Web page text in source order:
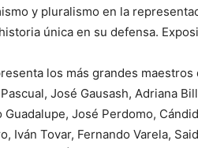
y pluralismo en la
única en su defensa.
los más grandes
José Gausash, Adriana
Guadalupe, José Perdomo,
Iván Tovar, Fernando Varela,